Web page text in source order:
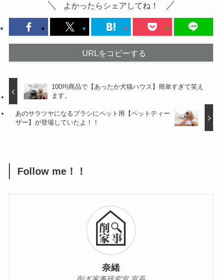
よかったらシェアしてね！
URLをコピーする
100均商品で【あったか犬猫ハウス】簡単すぎて笑え
ます。
あのサラツヤになるブラシにペット用【ペットティー
ザー】が登場していたよ！！
Follow me！！
奈緒